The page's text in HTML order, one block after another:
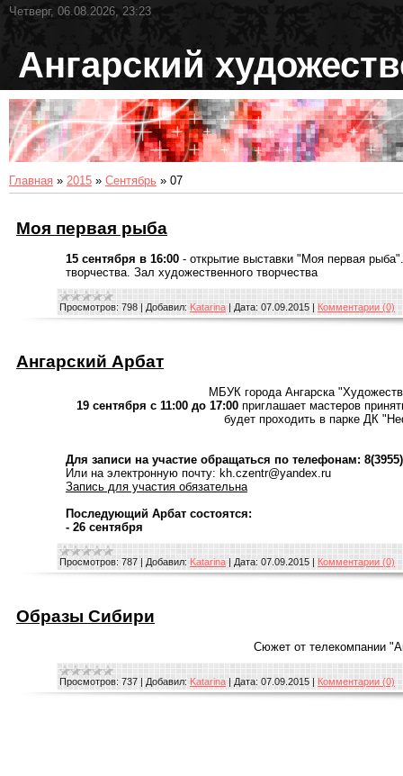
Четверг, 06.08.2026, 23:23
Ангарский
Главная » 2015 » Сентябрь » 07
Моя первая рыба
15 сентября в 16:00 - открытие выставки "Моя первая
творчества. Зал художественного творчества
Просмотров: 798 | Добавил: Katarina | Дата: 07.09.2015 | Комментарии (0)
Ангарский Арбат
МБУК города Ангарска
19 сентября с 11:00 до 17:00 приглашает мастеров
будет проходить в парке ДК
Для записи на участие обращаться по телефонам:
Или на электронную почту: kh.czentr@yandex.ru
Запись для участия обязательна
Последующий Арбат состоятся:
- 26 сентября
Просмотров: 787 | Добавил: Katarina | Дата: 07.09.2015 | Комментарии (0)
Образы Сибири
Сюжет от телекомпании
Просмотров: 737 | Добавил: Katarina | Дата: 07.09.2015 | Комментарии (0)